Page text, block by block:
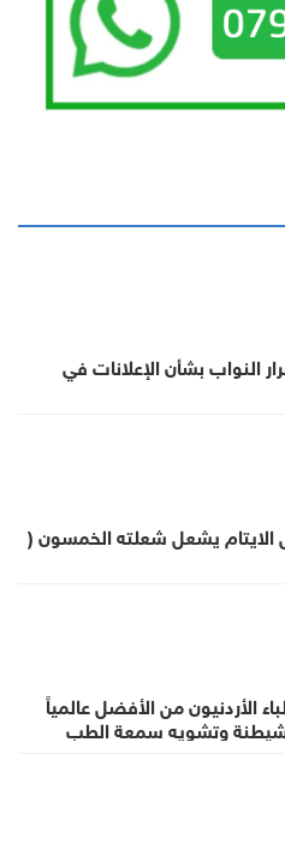
النواب بشأن الإعلانات في
الايتام يشعل شعلته الخمسون (
الأردنيون من الأفضل عالمياً
وتشويه سمعة الطب